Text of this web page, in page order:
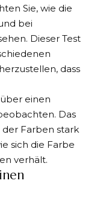
Sie, wie die
bei
Dieser Test
dass
einen
Das
Farben stark
sich die Farbe
verhält.